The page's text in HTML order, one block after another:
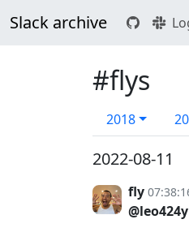
Slack archive
#flys
2018
2022-08-11
fly
@leo424y